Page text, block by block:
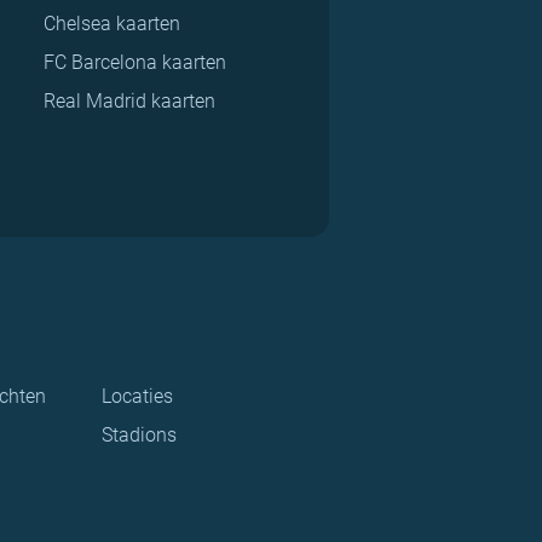
Chelsea kaarten
FC Barcelona kaarten
Real Madrid kaarten
Locaties
Stadions